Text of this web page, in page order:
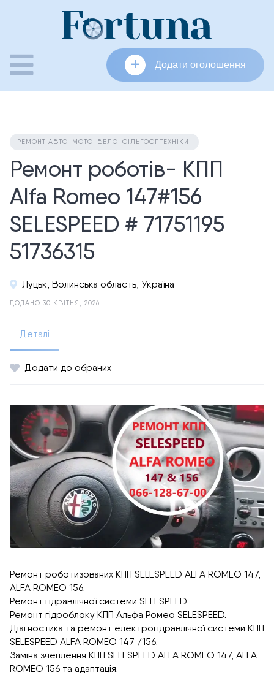
+ Додати оголошення
РЕМОНТ АВТО-МОТО-ВЕЛО-СІЛЬГОСПТЕХНІКИ
Ремонт роботів- КПП
Alfa Romeo 147#156
SELESPEED # 71751195
51736315
Луцьк, Волинська область, Україна
ДОДАНО 30 КВІТНЯ, 2026
Деталі
Додати до обраних
Ремонт роботизованих КПП SELESPEED ALFA ROMEO 147,
ALFA ROMEO 156.
Ремонт гідравлічної системи SELESPEED.
Ремонт гідроблоку КПП Альфа Ромео SELESPEED.
Діагностика та ремонт електрогідравлічної системи КПП
SELESPEED ALFA ROMEO 147 /156.
Заміна зчеплення КПП SELESPEED ALFA ROMEO 147, ALFA
ROMEO 156 та адаптація.